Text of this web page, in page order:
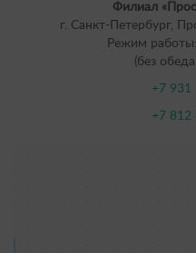
Филиал
г. Санкт-Петербург,
Режим
(без
+7 931
+7 812